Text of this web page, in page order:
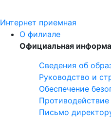
Интернет приемная
О филиале
Официальная
Сведения об
Руководство и
Обеспечение
Письмо